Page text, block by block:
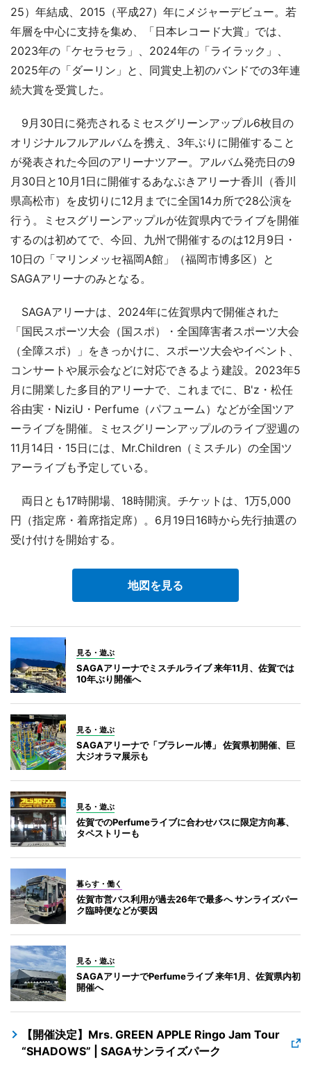
25）年結成、2015（平成27）年にメジャーデビュー。若
年層を中心に支持を集め、「日本レコード大賞」では、
2023年の「ケセラセラ」、2024年の「ライラック」、
2025年の「ダーリン」と、同賞史上初のバンドでの3年連
続大賞を受賞した。
9月30日に発売されるミセスグリーンアップル6枚目の
オリジナルフルアルバムを携え、3年ぶりに開催すること
が発表された今回のアリーナツアー。アルバム発売日の9
月30日と10月1日に開催するあなぶきアリーナ香川（香川
県高松市）を皮切りに12月までに全国14カ所で28公演を
行う。ミセスグリーンアップルが佐賀県内でライブを開催
するのは初めてで、今回、九州で開催するのは12月9日・
10日の「マリンメッセ福岡A館」（福岡市博多区）と
SAGAアリーナのみとなる。
SAGAアリーナは、2024年に佐賀県内で開催された
「国民スポーツ大会（国スポ）・全国障害者スポーツ大会
（全障スポ）」をきっかけに、スポーツ大会やイベント、
コンサートや展示会などに対応できるよう建設。2023年5
月に開業した多目的アリーナで、これまでに、B'z・松任
谷由実・NiziU・Perfume（パフューム）などが全国ツア
ーライブを開催。ミセスグリーンアップルのライブ翌週の
11月14日・15日には、Mr.Children（ミスチル）の全国ツ
アーライブも予定している。
両日とも17時開場、18時開演。チケットは、1万5,000
円（指定席・着席指定席）。6月19日16時から先行抽選の
受け付けを開始する。
地図を見る
見る・遊ぶ
SAGAアリーナでミスチルライブ 来年11月、佐賀では
10年ぶり開催へ
見る・遊ぶ
SAGAアリーナで「プラレール博」 佐賀県初開催、巨
大ジオラマ展示も
見る・遊ぶ
佐賀でのPerfumeライブに合わせバスに限定方向幕、
タペストリーも
暮らす・働く
佐賀市営バス利用が過去26年で最多へ サンライズパー
ク臨時便などが要因
見る・遊ぶ
SAGAアリーナでPerfumeライブ 来年1月、佐賀県内初
開催へ
【開催決定】Mrs. GREEN APPLE Ringo Jam Tour
“SHADOWS” | SAGAサンライズパーク